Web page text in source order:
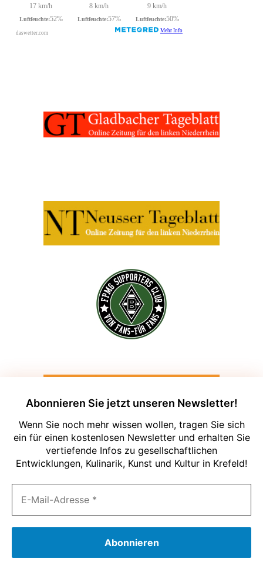
Abonnieren Sie jetzt unseren Newsletter!
Wenn Sie noch mehr wissen wollen, tragen Sie sich
ein für einen kostenlosen Newsletter und erhalten Sie
vertiefende Infos zu gesellschaftlichen
Entwicklungen, Kulinarik, Kunst und Kultur in Krefeld!
Um unsere Webseite für Sie optimal zu
gestalten und fortlaufend verbessern zu
können, verwenden wir Cookies. Durch
Cookies erhalten Sie in unserer